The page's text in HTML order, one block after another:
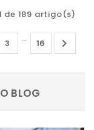
de 189 artigo(s)
3 … 16 
BLOG